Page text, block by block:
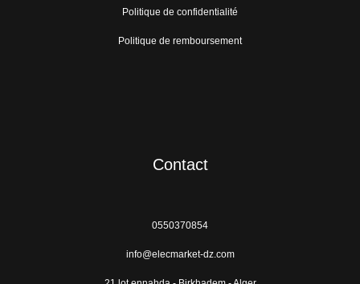
Politique de confidentialité
Politique de remboursement
Contact
0550370854
info@elecmarket-dz.com